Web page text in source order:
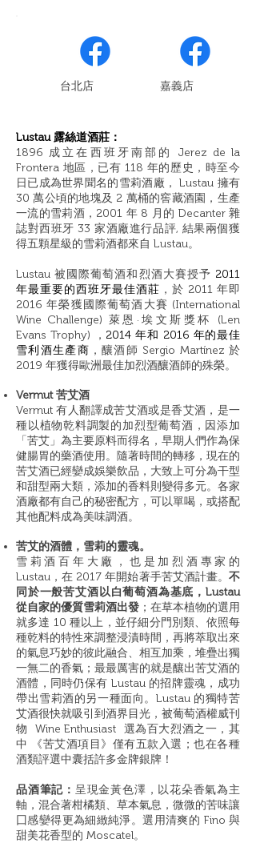
​台北店 嘉義店
Lustau 露絲道酒莊：
1896 成立在西班牙南部的 Jerez de la
Frontera 地區，已有 118 年的歷史，時至今
日已成為世界聞名的雪莉酒廠， Lustau 擁有
30 萬公頃的地塊及 2 萬桶的窖藏酒園，生產
一流的雪莉酒，2001 年 8 月的 Decanter 雜
誌對西班牙 33 家酒廠進行品評, 結果兩個獲
得五顆星級的雪莉酒都來自 Lustau。
Lustau 被國際葡萄酒和烈酒大賽授予 2011
年最重要的西班牙最佳酒莊 ，於 2011 年即
2016 年榮獲國際葡萄酒大賽 (International
Wine Challenge) 萊恩·埃文斯獎杯 (Len
Evans Trophy) ， 2014 年和 2016 年的最佳
雪利酒生產商 ，釀酒師 Sergio Martínez 於
2019 年獲得歐洲最佳加烈酒釀酒師的殊榮。
Vermut 苦艾酒
Vermut 有人翻譯成苦艾酒或是香艾酒，是一
種以植物乾料調製的加烈型葡萄酒，因添加
「苦艾」為主要原料而得名，早期人們作為保
健腸胃的藥酒使用。隨著時間的轉移，現在的
苦艾酒已經孌成娛樂飲品，大致上可分為干型
和甜型兩大類，添加的香料則變得多元。各家
酒廠都有自己的秘密配方，可以單喝，或搭配
其他配料成為美味調酒。
苦艾的酒體，雪莉的靈魂。
雪莉酒百年大廠，也是加烈酒專家的
Lustau，在 2017 年開始著手苦艾酒計畫。 不
同於一般苦艾酒以白葡萄酒為基底，Lustau
從自家的優質雪莉酒出發 ；在草本植物的選用
就多達 10 種以上，並仔細分門別類、依照每
種乾料的特性來調整浸漬時間，再將萃取出來
的氣息巧妙的彼此融合、相互加乘，堆疊出獨
一無二的香氣；最最厲害的就是釀出苦艾酒的
酒體，同時仍保有 Lustau 的招牌靈魂，成功
帶出雪莉酒的另一種面向。Lustau 的獨特苦
艾酒很快就吸引到酒界目光，被葡萄酒權威刊
物 Wine Enthusiast 選為百大烈酒之一，其
中 《苦艾酒項目》僅有五款入選；也在各種
酒類評選中囊括許多金牌銀牌！
品酒筆記： 呈現金黃色澤，以花朵香氣為主
軸，混合著柑橘類、草本氣息，微微的苦味讓
囗感孌得更為細緻純淨。選用清爽的 Fino 與
甜美花香型的 Moscatel。